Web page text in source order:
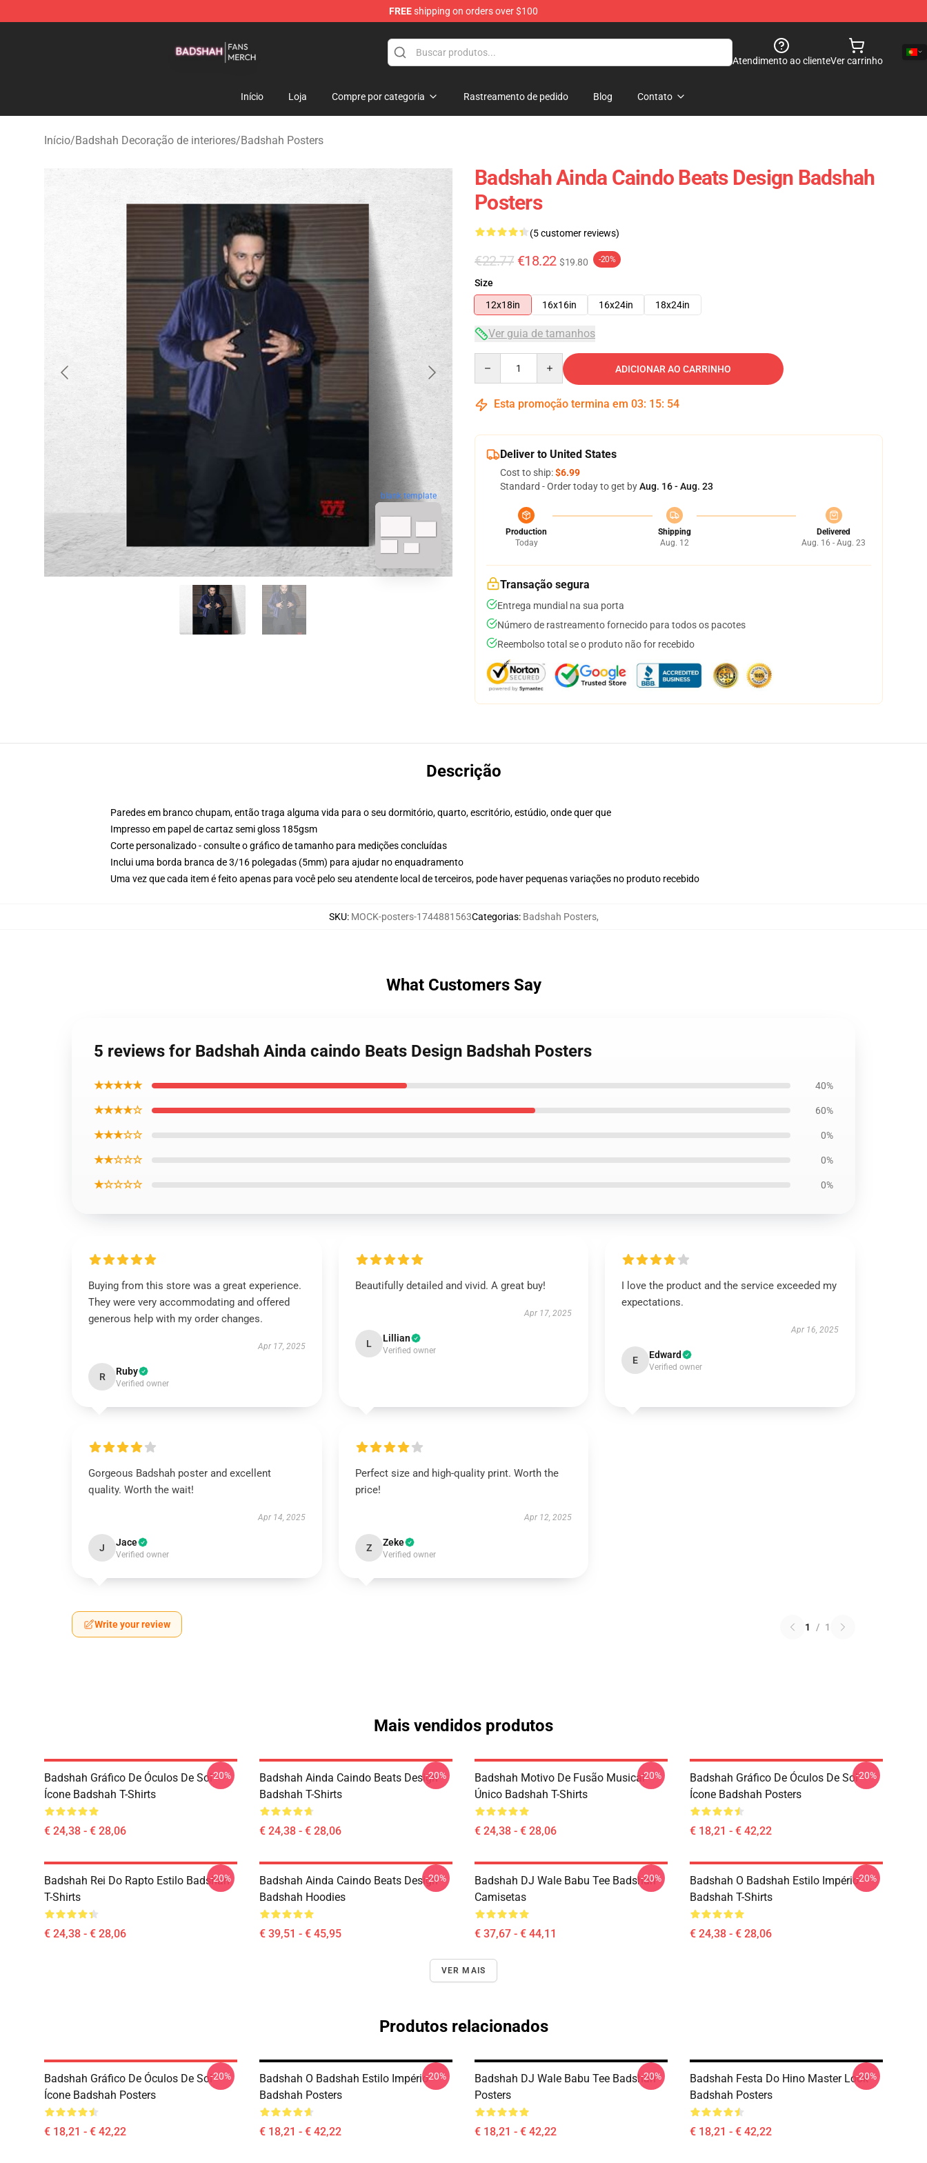
FREEshipping on orders over $100
Atendimento ao clienteVer carrinho
Início Loja Compre por categoria Rastreamento de pedido Blog Contato
Início/Badshah Decoração de interiores/Badshah Posters
blank template
Badshah Ainda Caindo Beats Design Badshah
Posters
(5 customer reviews)
€22.77 €18.22 $19.80 -20%
Size
12x18in
16x16in 16x24in 18x24in
Ver guia de tamanhos
ADICIONAR AO CARRINHO
Esta promoção termina em 03: 15: 53
Deliver to United States
Cost to ship:$6.99
Standard - Order today to get byAug. 16 - Aug. 23
Production
Today
Shipping
Aug. 12
Delivered
Aug. 16 - Aug. 23
Transação segura
Entrega mundial na sua porta
Número de rastreamento fornecido para todos os pacotes
Reembolso total se o produto não for recebido
Descrição
Paredes em branco chupam, então traga alguma vida para o seu dormitório, quarto, escritório, estúdio, onde quer que
Impresso em papel de cartaz semi gloss 185gsm
Corte personalizado - consulte o gráfico de tamanho para medições concluídas
Inclui uma borda branca de 3/16 polegadas (5mm) para ajudar no enquadramento
Uma vez que cada item é feito apenas para você pelo seu atendente local de terceiros, pode haver pequenas variações no produto recebido
SKU: MOCK-posters-1744881563Categorias: Badshah Posters,
What Customers Say
5 reviews for Badshah Ainda caindo Beats Design Badshah Posters
★★★★★ 40%
★★★★☆ 60%
★★★☆☆ 0%
★★☆☆☆ 0%
★☆☆☆☆ 0%
Buying from this store was a great experience.
They were very accommodating and offered
generous help with my order changes.
Apr 17, 2025
R Ruby
Verified owner
Beautifully detailed and vivid. A great buy!
Apr 17, 2025
L Lillian
Verified owner
I love the product and the service exceeded my
expectations.
Apr 16, 2025
E Edward
Verified owner
Gorgeous Badshah poster and excellent
quality. Worth the wait!
Apr 14, 2025
J Jace
Verified owner
Perfect size and high-quality print. Worth the
price!
Apr 12, 2025
Z Zeke
Verified owner
Write your review 1 / 1
Mais vendidos produtos
Badshah Gráfico De Óculos De Sol
Ícone Badshah T-Shirts
€ 24,38 - € 28,06
-20%
Badshah Ainda Caindo Beats Design
Badshah T-Shirts
€ 24,38 - € 28,06
-20%
Badshah Motivo De Fusão Musical
Único Badshah T-Shirts
€ 24,38 - € 28,06
-20%
Badshah Gráfico De Óculos De Sol
Ícone Badshah Posters
€ 18,21 - € 42,22
-20%
Badshah Rei Do Rapto Estilo Badshah
T-Shirts
€ 24,38 - € 28,06
-20%
Badshah Ainda Caindo Beats Design
Badshah Hoodies
€ 39,51 - € 45,95
-20%
Badshah DJ Wale Babu Tee Badshah
Camisetas
€ 37,67 - € 44,11
-20%
Badshah O Badshah Estilo Império
Badshah T-Shirts
€ 24,38 - € 28,06
-20%
VER MAIS
Produtos relacionados
Badshah Gráfico De Óculos De Sol
Ícone Badshah Posters
€ 18,21 - € 42,22
-20%
Badshah O Badshah Estilo Império
Badshah Posters
€ 18,21 - € 42,22
-20%
Badshah DJ Wale Babu Tee Badshah
Posters
€ 18,21 - € 42,22
-20%
Badshah Festa Do Hino Master Look
Badshah Posters
€ 18,21 - € 42,22
-20%